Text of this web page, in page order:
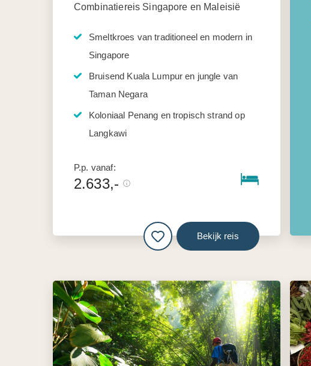
Combinatiereis Singapore en Maleisië
Smeltkroes van traditioneel en modern in
Singapore
Bruisend Kuala Lumpur en jungle van
Taman Negara
Koloniaal Penang en tropisch strand op
Langkawi
P.p. vanaf:
2.633,-
Bekijk reis